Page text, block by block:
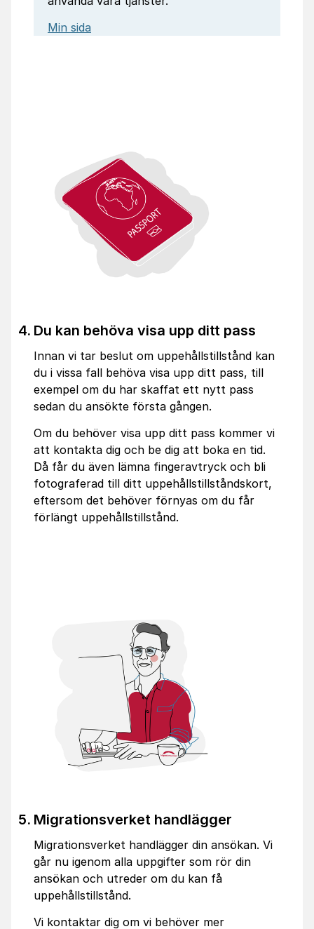
Min sida
Du kan behöva visa upp ditt pass
Innan vi tar beslut om uppehållstillstånd kan
du i vissa fall behöva visa upp ditt pass, till
exempel om du har skaffat ett nytt pass
sedan du ansökte första gången.
Om du behöver visa upp ditt pass kommer vi
att kontakta dig och be dig att boka en tid.
Då får du även lämna fingeravtryck och bli
fotograferad till ditt uppehållstillståndskort,
eftersom det behöver förnyas om du får
förlängt uppehållstillstånd.
Migrationsverket handlägger
Migrationsverket handlägger din ansökan. Vi
går nu igenom alla uppgifter som rör din
ansökan och utreder om du kan få
uppehållstillstånd.
Vi kontaktar dig om vi behöver mer